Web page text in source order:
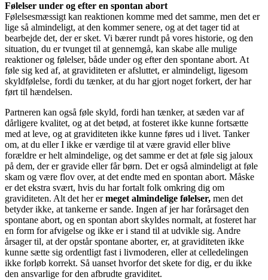
Følelser under og efter en spontan abort
Følelsesmæssigt kan reaktionen komme med det samme, men det er
lige så almindeligt, at den kommer senere, og at det tager tid at
bearbejde det, der er sket. Vi bærer rundt på vores historie, og den
situation, du er tvunget til at gennemgå, kan skabe alle mulige
reaktioner og følelser, både under og efter den spontane abort. At
føle sig ked af, at graviditeten er afsluttet, er almindeligt, ligesom
skyldfølelse, fordi du tænker, at du har gjort noget forkert, der har
ført til hændelsen.
Partneren kan også føle skyld, fordi han tænker, at sæden var af
dårligere kvalitet, og at det betød, at fosteret ikke kunne fortsætte
med at leve, og at graviditeten ikke kunne føres ud i livet. Tanker
om, at du eller I ikke er værdige til at være gravid eller blive
forældre er helt almindelige, og det samme er det at føle sig jaloux
på dem, der er gravide eller får børn. Det er også almindeligt at føle
skam og være flov over, at det endte med en spontan abort. Måske
er det ekstra svært, hvis du har fortalt folk omkring dig om
graviditeten. Alt det her ermeget almindelige følelser, men det
betyder ikke, at tankerne er sande. Ingen af jer har forårsaget den
spontane abort, og en spontan abort skyldes normalt, at fosteret har
en form for afvigelse og ikke er i stand til at udvikle sig. Andre
årsager til, at der opstår spontane aborter, er, at graviditeten ikke
kunne sætte sig ordentligt fast i livmoderen, eller at celledelingen
ikke forløb korrekt. Så uanset hvorfor det skete for dig, er du ikke
den ansvarlige for den afbrudte graviditet.